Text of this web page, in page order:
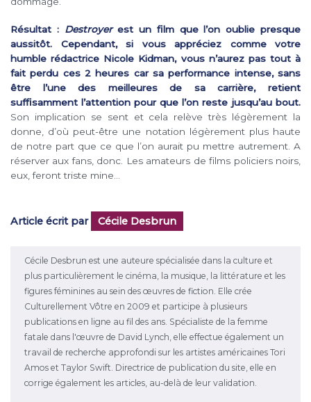
Résultat : Destroyerest un film que l’on oublie presque
aussitôt. Cependant, si vous appréciez comme votre
humble rédactrice Nicole Kidman, vous n’aurez pas tout à
fait perdu ces 2 heures car sa performance intense, sans
être l’une des meilleures de sa carrière, retient
suffisamment l’attention pour que l’on reste jusqu’au bout.
Son implication se sent et cela relève très légèrement la
donne, d’où peut-être une notation légèrement plus haute
de notre part que ce que l’on aurait pu mettre autrement. A
réserver aux fans, donc. Les amateurs de films policiers noirs,
eux, feront triste mine…
Article écrit par Cécile Desbrun
Cécile Desbrun est une auteure spécialisée dans la culture et
plus particulièrement le cinéma, la musique, la littérature et les
figures féminines au sein des œuvres de fiction. Elle crée
Culturellement Vôtre en 2009 et participe à plusieurs
publications en ligne au fil des ans. Spécialiste de la femme
fatale dans l'œuvre de David Lynch, elle effectue également un
travail de recherche approfondi sur les artistes américaines Tori
Amos et Taylor Swift. Directrice de publication du site, elle en
corrige également les articles, au-delà de leur validation.